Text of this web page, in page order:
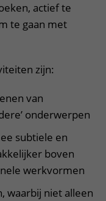
actief te
te gaan met
zijn:
van
onderwerpen
subtiele en
boven
werkvormen
waarbij niet alleen